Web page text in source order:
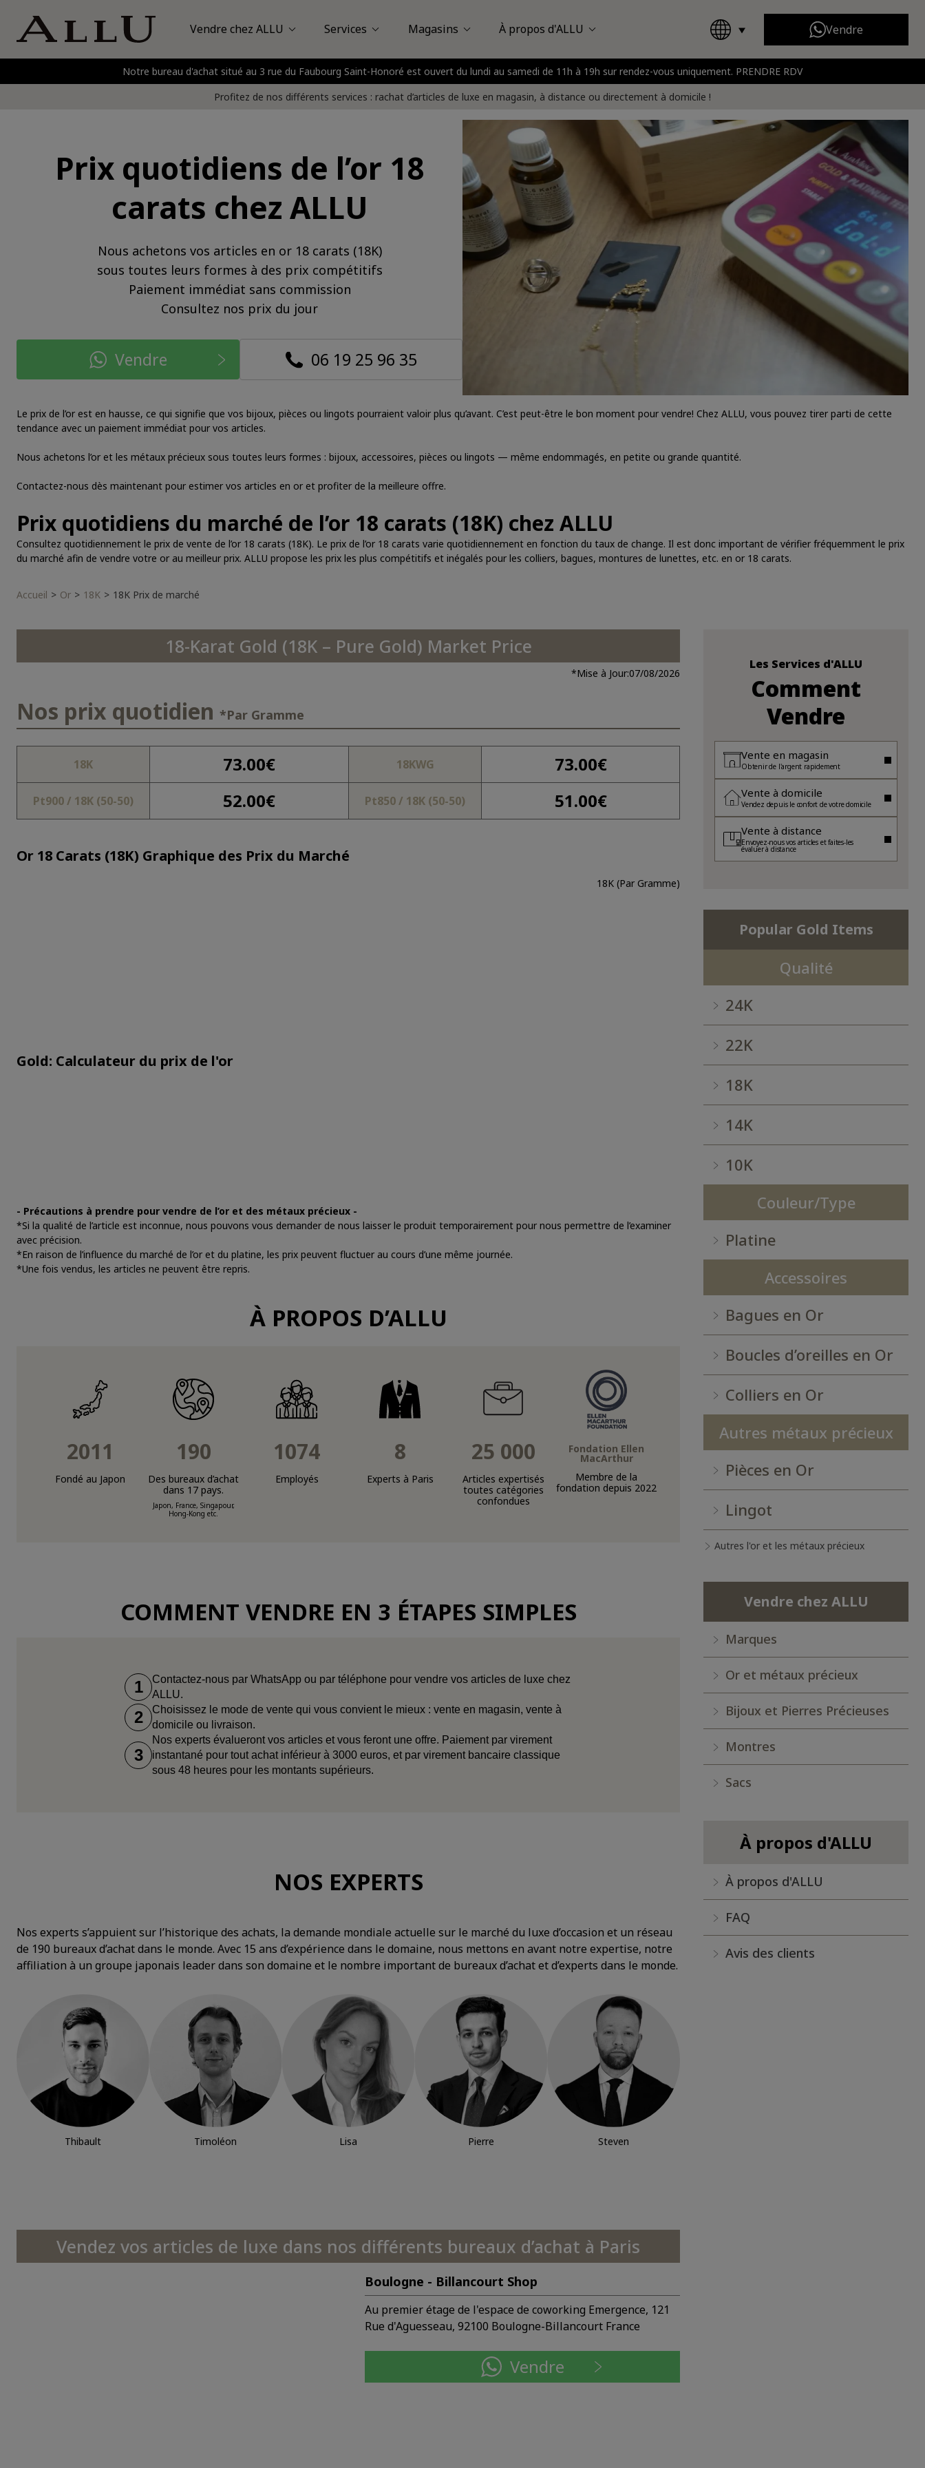
Vendre
À propos d'ALLU
À propos d'ALLU Avis des clients FAQ Presse
Magasins
Passy Plaza Saint-Honoré Nice Boulogne - Billancourt
Vendre chez ALLU
Hermès Louis Vuitton Chanel Toutes les marques
Or et métaux précieux
Vêtements et chaussures
Services
Vente en magasin Vente à domicile Vente à distance
Notre bureau d'achat situé au 3 rue du Faubourg Saint-Honoré est ouvert du lundi au samedi de 11h à 19h sur rendez-vous uniquement. PRENDRE RDV
Profitez de nos différents services : rachat d’articles de luxe en magasin, à distance ou directement à domicile !
Accueil Or 18K 18K Prix de marché
Prix quotidiens de l’or 18
carats chez ALLU
Nous achetons vos articles en or 18 carats (18K)
sous toutes leurs formes à des prix compétitifs
Paiement immédiat sans commission
Consultez nos prix du jour
Vendre 06 19 25 96 35
Le prix de l’or est en hausse, ce qui signifie que vos bijoux, pièces ou lingots pourraient valoir plus qu’avant. C’est peut-être le bon moment pour vendre! Chez ALLU, vous pouvez tirer parti de cette
tendance avec un paiement immédiat pour vos articles.
Nous achetons l’or et les métaux précieux sous toutes leurs formes : bijoux, accessoires, pièces ou lingots — même endommagés, en petite ou grande quantité.
Contactez-nous dès maintenant pour estimer vos articles en or et profiter de la meilleure offre.
Prix quotidiens du marché de l’or 18 carats (18K) chez ALLU
Consultez quotidiennement le prix de vente de l’or 18 carats (18K). Le prix de l’or 18 carats varie quotidiennement en fonction du taux de change. Il est donc important de vérifier fréquemment le prix
du marché afin de vendre votre or au meilleur prix. ALLU propose les prix les plus compétitifs et inégalés pour les colliers, bagues, montures de lunettes, etc. en or 18 carats.
18-Karat Gold (18K – Pure Gold) Market Price
*Mise à Jour:07/08/2026
Nos prix quotidien *Par Gramme
18K 73.00€ 18KWG 73.00€
Pt900 / 18K (50-50) 52.00€ Pt850 / 18K (50-50) 51.00€
Or 18 Carats (18K) Graphique des Prix du Marché
18K (Par Gramme)
Gold: Calculateur du prix de l'or
- Précautions à prendre pour vendre de l’or et des métaux précieux -
*Si la qualité de l’article est inconnue, nous pouvons vous demander de nous laisser le produit temporairement pour nous permettre de l’examiner
avec précision.
*En raison de l’influence du marché de l’or et du platine, les prix peuvent fluctuer au cours d’une même journée.
*Une fois vendus, les articles ne peuvent être repris.
À PROPOS D’ALLU
2011
Fondé au Japon
190
Des bureaux d’achat
dans 17 pays.
Japon, France, Singapour,
Hong-Kong etc.
1074
Employés
8
Experts à Paris
25 000
Articles expertisés
toutes catégories
confondues
Fondation Ellen
MacArthur
Membre de la
fondation depuis 2022
COMMENT VENDRE EN 3 ÉTAPES SIMPLES
1
Contactez-nous par WhatsApp ou par téléphone pour vendre vos articles de luxe chez
ALLU.
2
Choisissez le mode de vente qui vous convient le mieux : vente en magasin, vente à
domicile ou livraison.
3
Nos experts évalueront vos articles et vous feront une offre. Paiement par virement
instantané pour tout achat inférieur à 3000 euros, et par virement bancaire classique
sous 48 heures pour les montants supérieurs.
NOS EXPERTS
Nos experts s’appuient sur l’historique des achats, la demande mondiale actuelle sur le marché du luxe d’occasion et un réseau
de 190 bureaux d’achat dans le monde. Avec 15 ans d’expérience dans le domaine, nous mettons en avant notre expertise, notre
affiliation à un groupe japonais leader dans son domaine et le nombre important de bureaux d’achat et d’experts dans le monde.
Thibault Timoléon Lisa Pierre Steven
Vendez vos articles de luxe dans nos différents bureaux d’achat à Paris
Boulogne - Billancourt Shop
Au premier étage de l'espace de coworking Emergence, 121
Rue d'Aguesseau, 92100 Boulogne-Billancourt France
Vendre
Les Services d'ALLU
Comment
Vendre
Vente en magasin
Obtenir de l'argent rapidement
Vente à domicile
Vendez depuis le confort de votre domicile
Vente à distance
Envoyez-nous vos articles et faites-les
évaluer à distance
Popular Gold Items
Qualité
24K
22K
18K
14K
10K
Couleur/Type
Platine
Accessoires
Bagues en Or
Boucles d’oreilles en Or
Colliers en Or
Autres métaux précieux
Pièces en Or
Lingot
Autres l'or et les métaux précieux
Vendre chez ALLU
Marques
Or et métaux précieux
Bijoux et Pierres Précieuses
Montres
Sacs
À propos d'ALLU
À propos d'ALLU
FAQ
Avis des clients